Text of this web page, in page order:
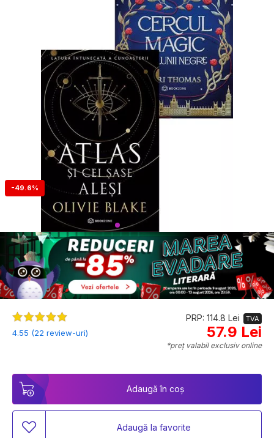
-49.6%
4.55 (22 review-uri)
PRP: 114.8 Lei TVA
57.9 Lei
*preț valabil exclusiv online
Adaugă în coș
Adaugă la favorite